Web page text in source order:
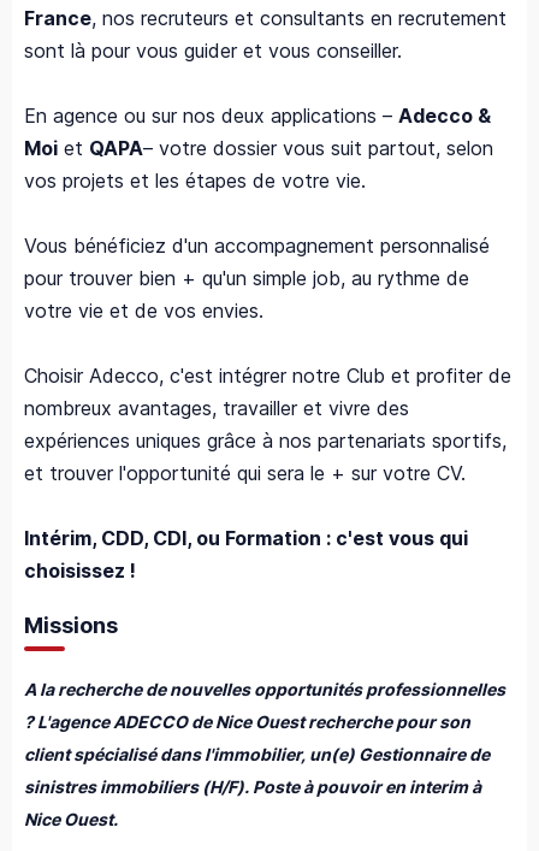
France, nos recruteurs et consultants en recrutement
sont là pour vous guider et vous conseiller.
En agence ou sur nos deux applications – Adecco &
Moi et QAPA– votre dossier vous suit partout, selon
vos projets et les étapes de votre vie.
Vous bénéficiez d'un accompagnement personnalisé
pour trouver bien + qu'un simple job, au rythme de
votre vie et de vos envies.
Choisir Adecco, c'est intégrer notre Club et profiter de
nombreux avantages, travailler et vivre des
expériences uniques grâce à nos partenariats sportifs,
et trouver l'opportunité qui sera le + sur votre CV.
Intérim, CDD, CDI, ou Formation : c'est vous qui
choisissez !
Missions
A la recherche de nouvelles opportunités professionnelles
? L'agence ADECCO de Nice Ouest recherche pour son
client spécialisé dans l'immobilier, un(e) Gestionnaire de
sinistres immobiliers (H/F). Poste à pouvoir en interim à
Nice Ouest.